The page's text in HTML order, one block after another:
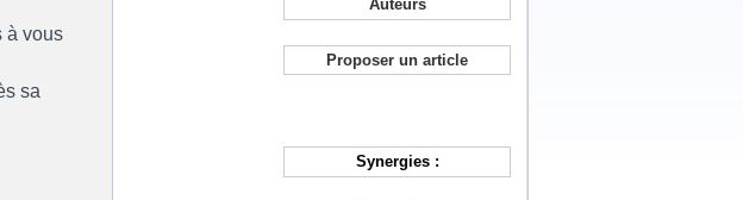
Auteurs
Proposer un article
Synergies :